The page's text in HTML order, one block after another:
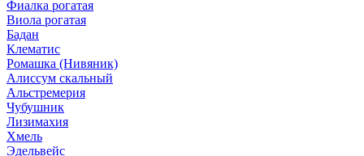
Фиалка рогатая
Виола рогатая
Бадан
Клематис
Ромашка (Нивяник)
Алиссум скальный
Альстремерия
Чубушник
Лизимахия
Хмель
Эдельвейс